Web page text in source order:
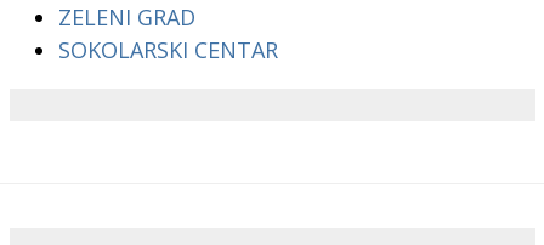
ZELENI GRAD
SOKOLARSKI CENTAR